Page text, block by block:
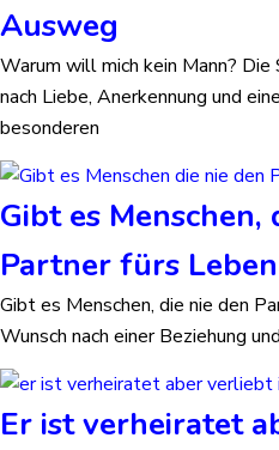
Ausweg
Warum will mich kein Mann? Die
nach Liebe, Anerkennung und
besonderen
Gibt es Menschen,
Partner fürs
Gibt es Menschen, die nie den
Wunsch nach einer Beziehung
Er ist verheiratet